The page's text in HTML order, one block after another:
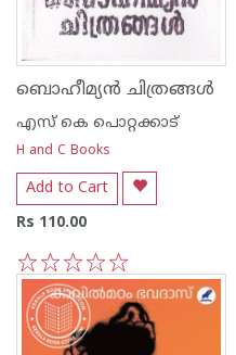
ബൊഹീമ്യൻ ചിത്രങ്ങൾ
എസ്‌ കെ പൊറ്റക്കാട്‌
H and C Books
Add to Cart
Rs 110.00
5
4
3
2
1